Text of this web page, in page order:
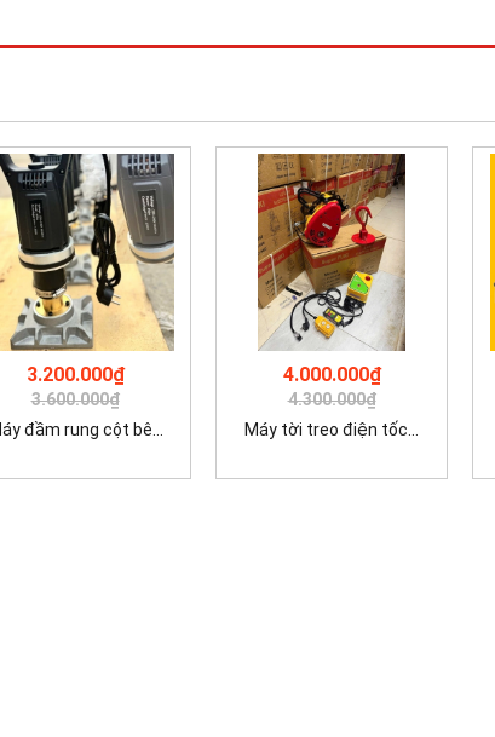
3.200.000₫
3.600.000₫
đầm rung cột bê...
4.000.000₫
4.300.000₫
Máy tời treo điện tốc...